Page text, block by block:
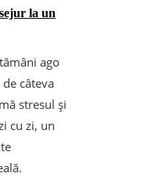
la un
ago
câteva
stresul și
cu zi, un